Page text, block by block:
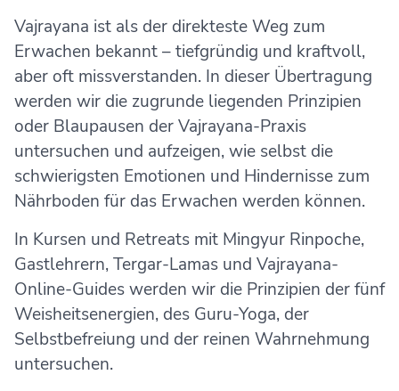
Vajrayana ist als der direkteste Weg zum
Erwachen bekannt – tiefgründig und kraftvoll,
aber oft missverstanden. In dieser Übertragung
werden wir die zugrunde liegenden Prinzipien
oder Blaupausen der Vajrayana-Praxis
untersuchen und aufzeigen, wie selbst die
schwierigsten Emotionen und Hindernisse zum
Nährboden für das Erwachen werden können.
In Kursen und Retreats mit Mingyur Rinpoche,
Gastlehrern, Tergar-Lamas und Vajrayana-
Online-Guides werden wir die Prinzipien der fünf
Weisheitsenergien, des Guru-Yoga, der
Selbstbefreiung und der reinen Wahrnehmung
untersuchen.